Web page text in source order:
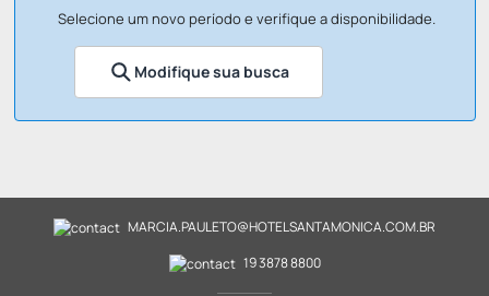
Selecione um novo período e verifique a disponibilidade.
Modifique sua busca
MARCIA.PAULETO@HOTELSANTAMONICA.COM.BR
19 3878 8800